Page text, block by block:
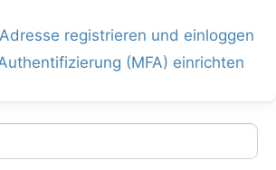
registrieren und einloggen
(MFA) einrichten